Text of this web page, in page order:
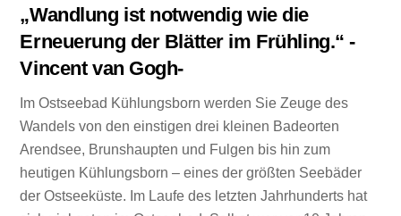
„Wandlung ist notwendig wie die
Erneuerung der Blätter im Frühling.“ -
Vincent van Gogh-
Im Ostseebad Kühlungsborn werden Sie Zeuge des
Wandels von den einstigen drei kleinen Badeorten
Arendsee, Brunshaupten und Fulgen bis hin zum
heutigen Kühlungsborn – eines der größten Seebäder
der Ostseeküste. Im Laufe des letzten Jahrhunderts hat